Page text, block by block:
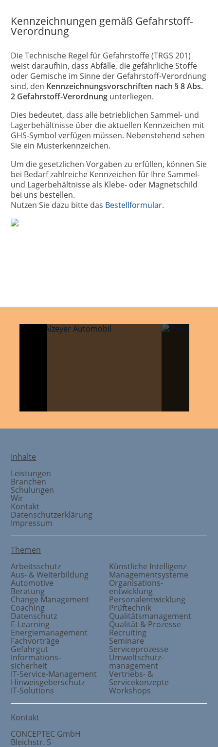
Kennzeichnungen gemäß Gefahrstoff-
Verordnung
Die Technische Regel für Gefahrstoffe (TRGS 201)
weist daraufhin, dass Abfälle, die gefährliche Stoffe
oder Gemische im Sinne der Gefahrstoff-Verordnung
sind, den Kennzeichnungsvorschriften nach § 8 Abs.
2 Gefahrstoff-Verordnung unterliegen.
Dies bedeutet, dass alle betrieblichen Sammel- und
Lagerbehältnisse über die aktuellen Kennzeichen mit
GHS-Symbol verfügen müssen. Nebenstehend sehen
Sie ein Musterkennzeichen.
Um die gesetzlichen Vorgaben zu erfüllen, können Sie
bei Bedarf zahlreiche Kennzeichen für Ihre Sammel-
und Lagerbehältnisse als Klebe- oder Magnetschild
bei uns bestellen.
Nutzen Sie dazu bitte das Bestellformular.
Inhalte
Leistungen
Branchen
Schulungen
Wir
Kontakt
Datenschutzerklärung
Impressum
Themen
Arbeitsschutz
Aus- & Weiterbildung
Automotive
Beratung
Change Management
Coaching
Datenschutz
E-Learning
Energiemanagement
Fachvorträge
Gefahrgut
Informations-
sicherheit
IT-Service-Management
Hinweisgeberschutz
IT-Solutions
Künstliche Intelligenz
Managementsysteme
Organisations-
entwicklung
Personalentwicklung
Prüftechnik
Qualitätsmanagement
Qualität & Prozesse
Recruiting
Seminare
Serviceprozesse
Umweltschutz-
management
Vertriebs- &
Servicekonzepte
Workshops
Kontakt
CONCEPTEC GmbH
Bleichstr. 5